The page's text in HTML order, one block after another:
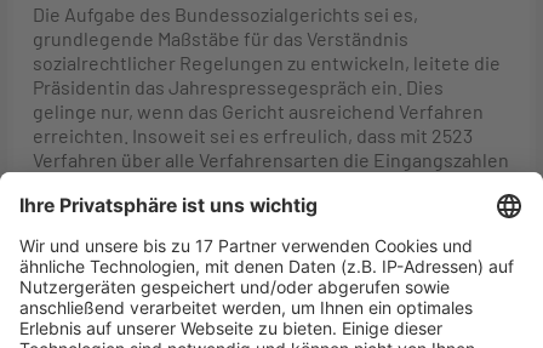
Die Aufgabe des Bundessozialgerichts sei es,
grundlegende Maßstäbe für das Verständnis
sozialrechtlicher Regelungen zu entwickeln, leitete die
Präsidentin das Jahrespressegespräch ein. Dies
gelinge nur, wenn das Gericht ausreichend Verfahren
erreichten. Insoweit sei es erfreulich, dass mit 2523
Verfahren über alle Verfahrensarten die Eingangszahlen
Die Zahl der Revisionsverfahren sei sogar leicht
Vergleich zu vorherigen Jahren.
Fragen der sozialen Sicherung seien, so Dr. Fuchsloch,
zwar derzeit kein zentrales Wahlkampfthema. Nicht nur